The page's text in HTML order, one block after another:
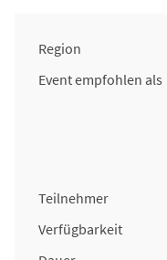
Region
Event empfohlen als
Teilnehmer
Verfügbarkeit